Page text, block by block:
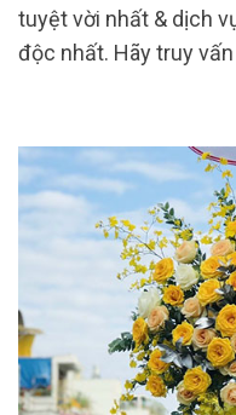
tuyệt vời nhất & dịch
độc nhất. Hãy truy